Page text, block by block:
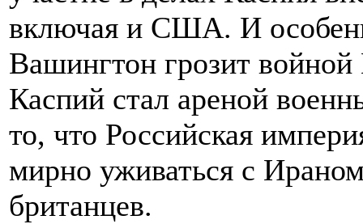
включая и США. И
Вашингтон грозит
Каспий стал ареной
то, что Российская
мирно уживаться с
британцев.